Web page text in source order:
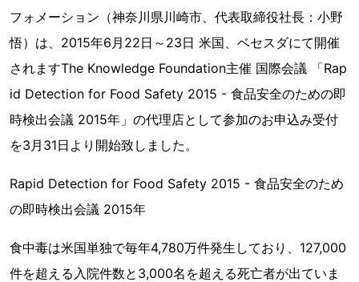
フォメーション（神奈川県川崎市、代表取締役社長：小野
悟）は、2015年6月22日～23日 米国、ベセスダにて開催
されますThe Knowledge Foundation主催 国際会議 「Rap
id Detection for Food Safety 2015 - 食品安全のための即
時検出会議 2015年」の代理店として参加のお申込み受付
を3月31日より開始致しました。
Rapid Detection for Food Safety 2015 - 食品安全のため
の即時検出会議 2015年
食中毒は米国単独で毎年4,780万件発生しており、127,000
件を超える入院件数と3,000名を超える死亡者が出ていま